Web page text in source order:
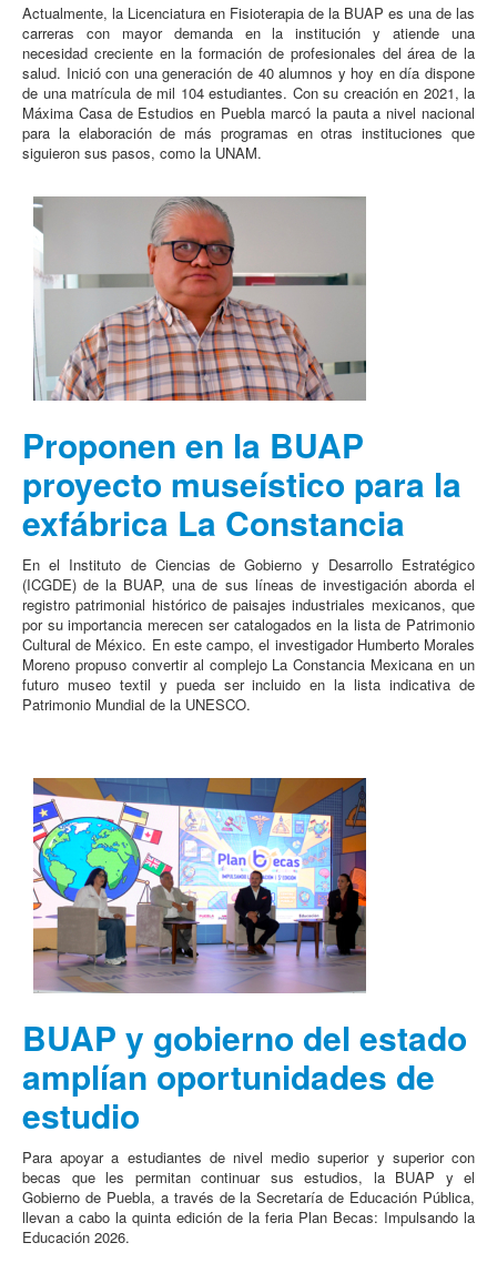
Actualmente, la Licenciatura en Fisioterapia de la BUAP es una de las
carreras con mayor demanda en la institución y atiende una
necesidad creciente en la formación de profesionales del área de la
salud. Inició con una generación de 40 alumnos y hoy en día dispone
de una matrícula de mil 104 estudiantes. Con su creación en 2021, la
Máxima Casa de Estudios en Puebla marcó la pauta a nivel nacional
para la elaboración de más programas en otras instituciones que
siguieron sus pasos, como la UNAM.
Proponen en la BUAP
proyecto museístico para la
exfábrica La Constancia
En el Instituto de Ciencias de Gobierno y Desarrollo Estratégico
(ICGDE) de la BUAP, una de sus líneas de investigación aborda el
registro patrimonial histórico de paisajes industriales mexicanos, que
por su importancia merecen ser catalogados en la lista de Patrimonio
Cultural de México. En este campo, el investigador Humberto Morales
Moreno propuso convertir al complejo La Constancia Mexicana en un
futuro museo textil y pueda ser incluido en la lista indicativa de
Patrimonio Mundial de la UNESCO.
BUAP y gobierno del estado
amplían oportunidades de
estudio
Para apoyar a estudiantes de nivel medio superior y superior con
becas que les permitan continuar sus estudios, la BUAP y el
Gobierno de Puebla, a través de la Secretaría de Educación Pública,
llevan a cabo la quinta edición de la feria Plan Becas: Impulsando la
Educación 2026.